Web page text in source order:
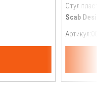
Стул
Scab
Артикул: